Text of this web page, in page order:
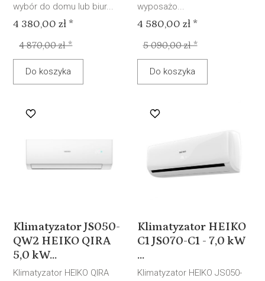
wybór do domu lub biur...
4 380,00 zł *
4 870,00 zł *
Do koszyka
wyposażo...
4 580,00 zł *
5 090,00 zł *
Do koszyka
Klimatyzator JS050-
QW2 HEIKO QIRA
5,0 kW...
Klimatyzator HEIKO QIRA
Klimatyzator HEIKO
C1 JS070-C1 - 7,0 kW
...
Klimatyzator HEIKO JS050-